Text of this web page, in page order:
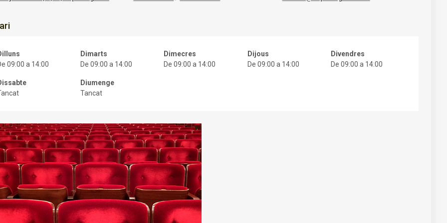
09:00 a 14:00
Dimarts
De 09:00 a 14:00
Dimecres
De 09:00 a 14:00
Dijous
De 09:00 a 14:00
Divendres
De 09:00 a 14:00
Diumenge
Tancat